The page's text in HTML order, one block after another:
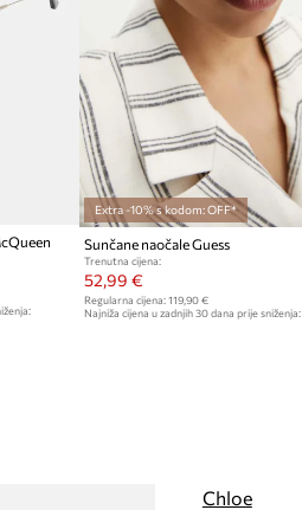
Extra -10% s kodom: OFF*
Sunčane naočale Guess
Trenutna cijena:
52,99 €
Regularna cijena: 119,90 €
Najniža cijena u zadnjih 30 dana prije sniženja:
Chloe